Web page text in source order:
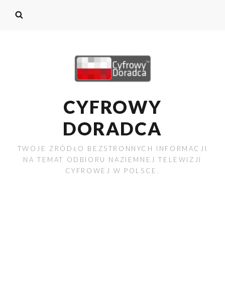
CYFROWY
DORADCA
TWOJE ŹRÓDŁO BEZSTRONNYCH INFORMACJI
NA TEMAT ODBIORU NAZIEMNEJ TELEWIZJI
CYFROWEJ W POLSCE.